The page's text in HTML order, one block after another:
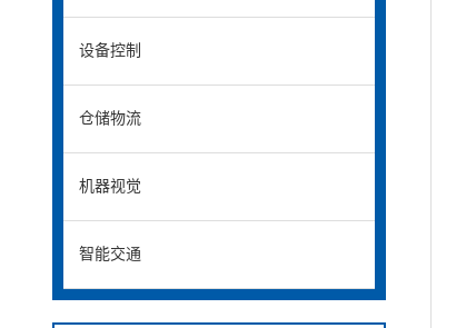
设备控制
仓储物流
机器视觉
智能交通